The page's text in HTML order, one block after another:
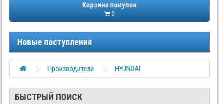
Корзина покупок
0
Новые поступления
Производители HYUNDAI
БЫСТРЫЙ ПОИСК